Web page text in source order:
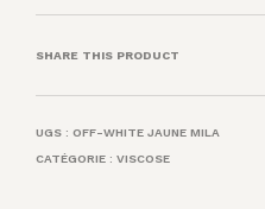
SHARE THIS PRODUCT
UGS : OFF-WHITE JAUNE MILA
CATÉGORIE : VISCOSE